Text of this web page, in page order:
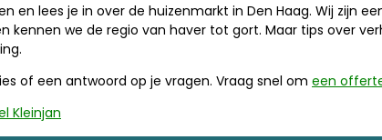
en lees je in over de huizenmarkt in Den Haag. Wij zijn
kennen we de regio van haver tot gort. Maar tips over
of een antwoord op je vragen. Vraag snel om een
Kleinjan